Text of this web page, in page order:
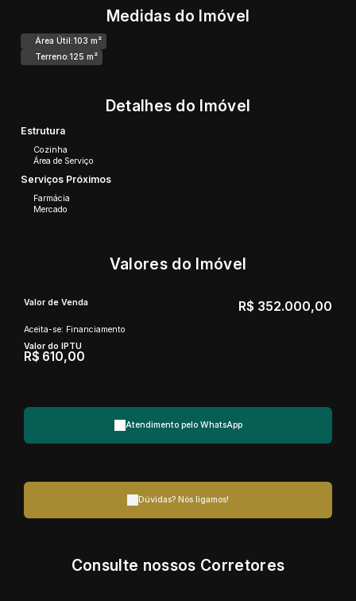
Medidas do Imóvel
Área Útil:103 m²
Terreno:125 m²
Detalhes do Imóvel
Estrutura
Cozinha
Área de Serviço
Serviços Próximos
Farmácia
Mercado
Valores do Imóvel
R$ 352.000,00
Valor de Venda
Aceita-se: Financiamento
Valor do IPTU
R$ 610,00
Atendimento pelo WhatsApp
Dúvidas? Nós ligamos!
Consulte nossos Corretores